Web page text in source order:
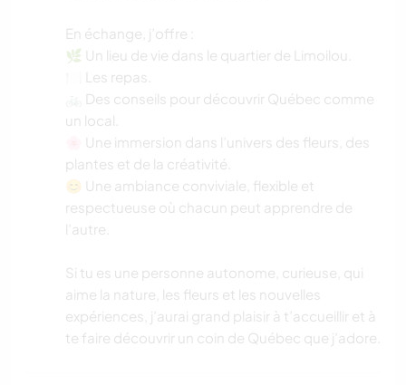
En échange, j’offre :
🌿 Un lieu de vie dans le quartier de Limoilou.
🍽️ Les repas.
🚲 Des conseils pour découvrir Québec comme
un local.
🌸 Une immersion dans l’univers des fleurs, des
plantes et de la créativité.
😊 Une ambiance conviviale, flexible et
respectueuse où chacun peut apprendre de
l’autre.
Si tu es une personne autonome, curieuse, qui
aime la nature, les fleurs et les nouvelles
expériences, j’aurai grand plaisir à t’accueillir et à
te faire découvrir un coin de Québec que j’adore.